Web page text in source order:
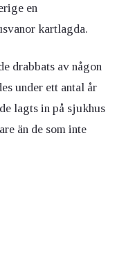
en
kartlagda.
drabbats av någon
under ett antal år
lagts in på sjukhus
än de som inte